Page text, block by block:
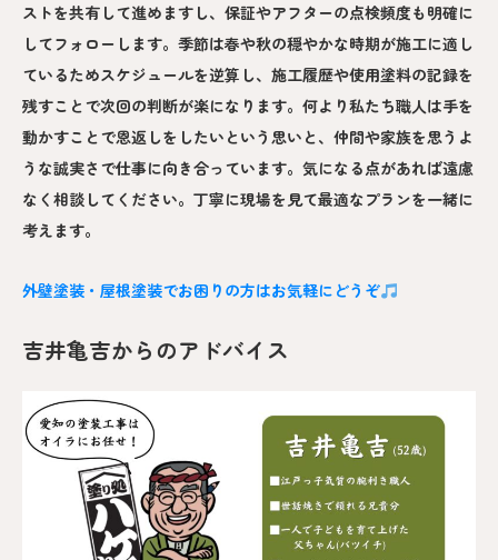
ストを共有して進めますし、保証やアフターの点検頻度も明確に
してフォローします。季節は春や秋の穏やかな時期が施工に適し
ているためスケジュールを逆算し、施工履歴や使用塗料の記録を
残すことで次回の判断が楽になります。何より私たち職人は手を
動かすことで恩返しをしたいという思いと、仲間や家族を思うよ
うな誠実さで仕事に向き合っています。気になる点があれば遠慮
なく相談してください。丁寧に現場を見て最適なプランを一緒に
考えます。
外壁塗装・屋根塗装でお困りの方はお気軽にどうぞ
吉井亀吉からのアドバイス